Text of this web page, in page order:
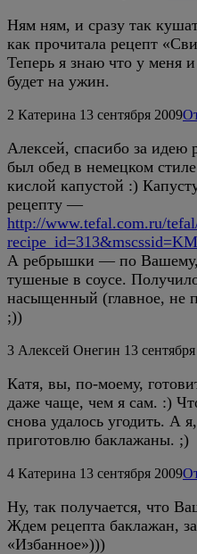
Ням ням, и сразу так
как прочитала рецепт
Теперь я знаю что у меня
будет на ужин.
2 Катерина 13 сентября 2009
Алексей, спасибо за идею
был обед в немецком
кислой капустой :)
рецепту —
http://www.tefal.com.ru/
А ребрышки — по Вашему,
тушеные в соусе.
насыщенный (главное, не
;))
3 Алексей Онегин 13
Катя, вы, по-моему,
даже чаще, чем я сам. :)
снова удалось угодить. А
приготовлю баклажаны. ;)
4 Катерина 13 сентября 2009
Ну, так получается, что
Ждем рецепта баклажан,
«Избанное»)))